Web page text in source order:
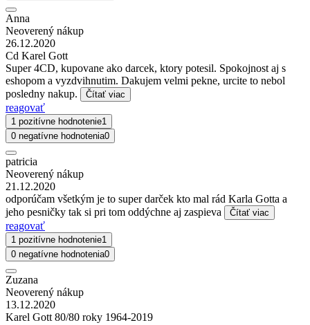
Anna
Neoverený nákup
26.12.2020
Cd Karel Gott
Super 4CD, kupovane ako darcek, ktory potesil. Spokojnost aj s
eshopom a vyzdvihnutim. Dakujem velmi pekne, urcite to nebol
posledny nakup.
Čítať viac
reagovať
1 pozitívne hodnotenie1
0 negatívne hodnotenia0
patricia
Neoverený nákup
21.12.2020
odporúčam všetkým je to super darček kto mal rád Karla Gotta a
jeho pesničky tak si pri tom oddýchne aj zaspieva
Čítať viac
reagovať
1 pozitívne hodnotenie1
0 negatívne hodnotenia0
Zuzana
Neoverený nákup
13.12.2020
Karel Gott 80/80 roky 1964-2019